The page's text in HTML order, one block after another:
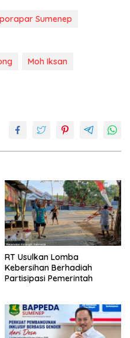
Sumenep
Moh Iksan
RT Usulkan Lomba
Kebersihan Berhadiah
Partisipasi Pemerintah